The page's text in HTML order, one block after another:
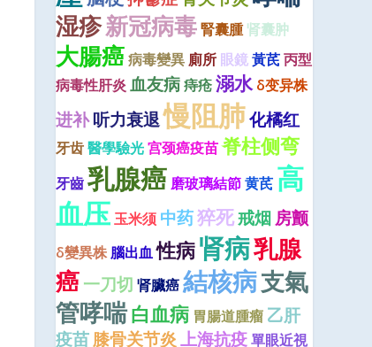
湿疹新冠病毒腎囊腫 肾囊肿
大腸癌病毒變異 廁所 眼鏡黃芪丙型
病毒性肝炎血友病痔疮溺水 δ变异株
进补听力衰退慢阻肺化橘红
牙齿醫學驗光宫颈癌疫苗脊柱侧弯
牙齒乳腺癌 磨玻璃結節黄芪 高
血压玉米须 中药猝死戒烟房颤
δ變異株 腦出血性病肾病乳腺
癌一刀切 肾臟癌結核病支氣
管哮喘白血病 胃腸道腫瘤 乙肝
疫苗膝骨关节炎 上海抗疫單眼近視